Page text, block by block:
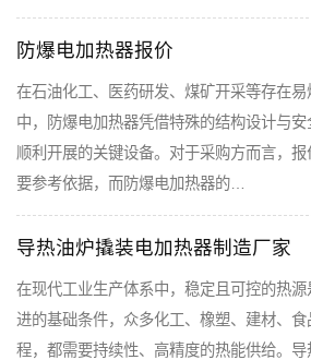
防爆电加热器报价
在石油化工、医药研发、煤矿开采等存在
中，防爆电加热器凭借特殊的结构设计与
顺利开展的关键设备。对于采购方而言，
要参考依据，而防爆电加热器的…
导热油炉撬装电加热器制造厂家
在现代工业生产体系中，稳定且可控的热
进的基础条件，众多化工、橡塑、建材、
程，都需要持续性、高精度的热能供给。